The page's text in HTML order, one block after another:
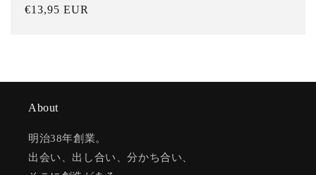
通
€13,95 EUR
About
明治38年創業。
出会い、出し合い、分かち合い、